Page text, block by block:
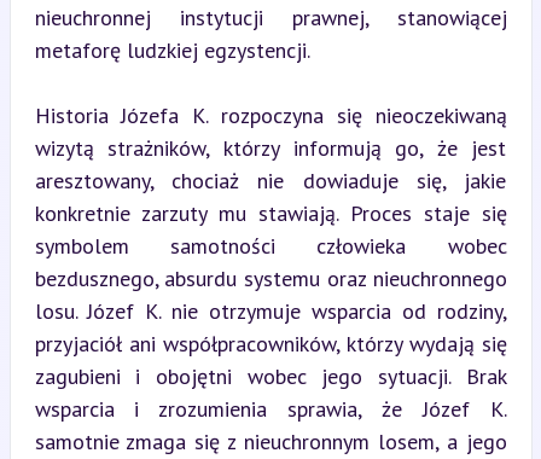
nieuchronnej instytucji prawnej, stanowiącej
metaforę ludzkiej egzystencji.
Historia Józefa K. rozpoczyna się nieoczekiwaną
wizytą strażników, którzy informują go, że jest
aresztowany, chociaż nie dowiaduje się, jakie
konkretnie zarzuty mu stawiają. Proces staje się
symbolem samotności człowieka wobec
bezdusznego, absurdu systemu oraz nieuchronnego
losu. Józef K. nie otrzymuje wsparcia od rodziny,
przyjaciół ani współpracowników, którzy wydają się
zagubieni i obojętni wobec jego sytuacji. Brak
wsparcia i zrozumienia sprawia, że Józef K.
samotnie zmaga się z nieuchronnym losem, a jego